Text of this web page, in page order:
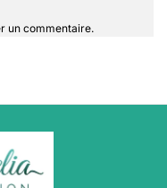
un commentaire.